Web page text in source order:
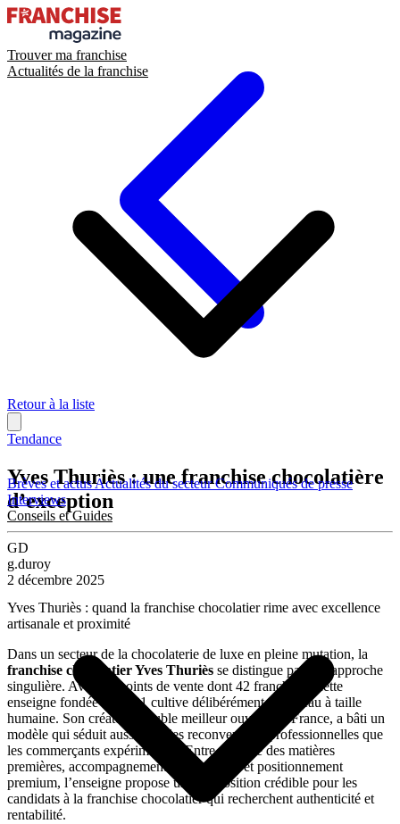
Trouver ma franchise
Actualités de la franchise
Brèves et actusActualités du secteurCommuniqués de presse
Interviews
Conseils et Guides
Retour à la liste
Tendance
Yves Thuriès : une franchise chocolatière
d’exception
GD
g.duroy
2 décembre 2025
Yves Thuriès : quand la franchise chocolatier rime avec excellence
artisanale et proximité
Dans un secteur de la chocolaterie de luxe en pleine mutation, la
franchise chocolatier Yves Thuriès se distingue par son approche
singulière. Avec 76 points de vente dont 42 franchises, cette
enseigne fondée en 1991 cultive délibérément un réseau à taille
humaine. Son créateur, double meilleur ouvrier de France, a bâti un
modèle qui séduit aussi bien les reconversions professionnelles que
les commerçants expérimentés. Entre maîtrise des matières
premières, accompagnement personnalisé et positionnement
premium, l’enseigne propose une proposition crédible pour les
candidats à la franchise chocolatier qui recherchent authenticité et
rentabilité.